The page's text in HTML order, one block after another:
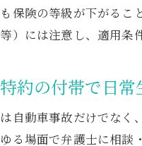
保険の等級が下がる
）には注意し、適用条
約の付帯で日
自動車事故だけでなく
る場面で弁護士に相談